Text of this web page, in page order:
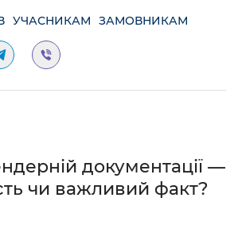
УЧАСНИКАМ ЗАМОВНИКАМ
документації —
чи важливий факт?